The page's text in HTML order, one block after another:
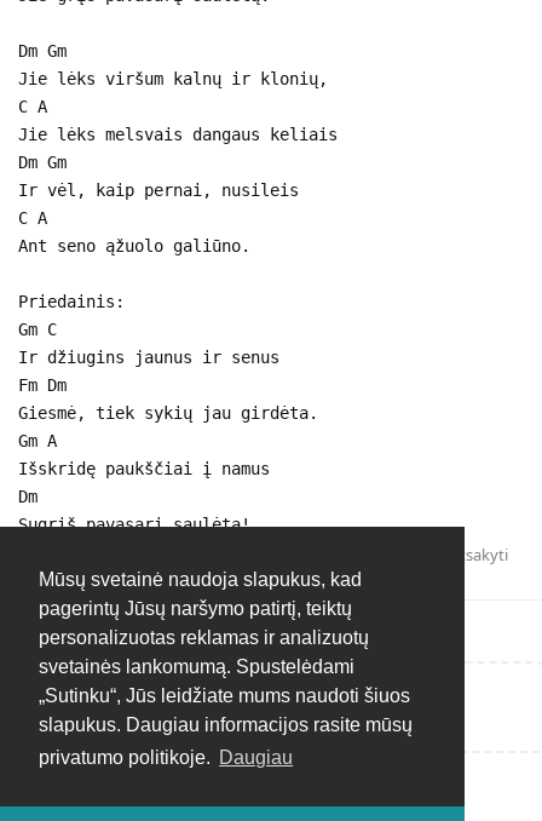
Mūsų svetainė naudoja slapukus, kad
pagerintų Jūsų naršymo patirtį, teiktų
personalizuotas reklamas ir analizuotų
svetainės lankomumą. Spustelėdami
„Sutinku“, Jūs leidžiate mums naudoti šiuos
slapukus. Daugiau informacijos rasite mūsų
privatumo politikoje. Daugiau
Dm Gm
Jie lėks viršum kalnų ir klonių,
C A
Jie lėks melsvais dangaus keliais
Dm Gm
Ir vėl, kaip pernai, nusileis
C A
Ant seno ąžuolo galiūno.
Priedainis:
Gm C
Ir džiugins jaunus ir senus
Fm Dm
Giesmė, tiek sykių jau girdėta.
Gm A
Išskridę paukščiai į namus
Dm
Sugrįš pavasarį saulėtą!
Atsakyti
Rašyti atsakymą...